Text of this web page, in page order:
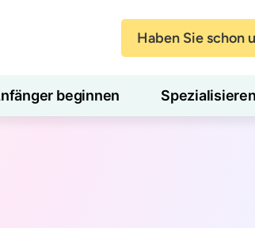
Haben Sie schon
beginnen